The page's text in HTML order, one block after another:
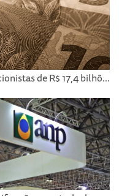
de R$ 17,4 bilhõ...